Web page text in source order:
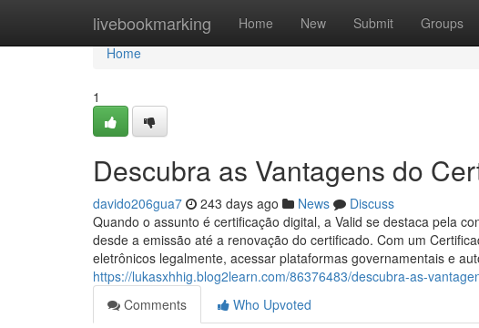
livebookmarking Home New Submit Groups
Home
Home
1
Descubra as Vantagens do
davido206gua7 243 days ago News
Discuss
Quando o assunto é certificação digital, a Valid se destaca pela
desde a emissão até a renovação do certificado. Com um
eletrônicos legalmente, acessar plataformas governamentais e
https://lukasxhhig.blog2learn.com/86376483/descubra-as-
Comments
Who Upvoted